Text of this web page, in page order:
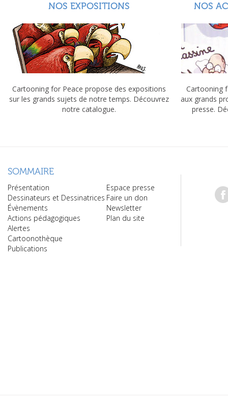
NOS EXPOSITIONS
Cartooning for Peace propose des expositions
sur les grands sujets de notre temps. Découvrez
notre catalogue.
NOS
Cartooning
aux grands
presse.
SOMMAIRE
Présentation
Dessinateurs et Dessinatrices
Évènements
Actions pédagogiques
Alertes
Cartoonothèque
Publications
Espace presse
Faire un don
Newsletter
Plan du site